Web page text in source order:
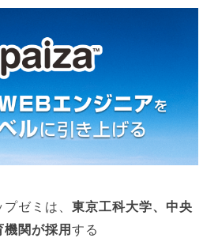
ゼミは、 東京工科大学、中央
関が採用 する